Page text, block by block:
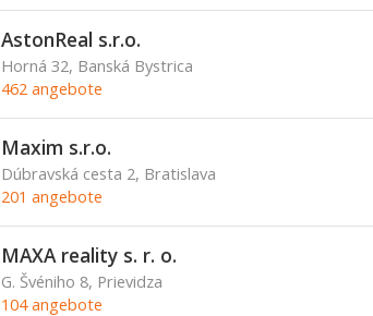
AstonReal s.r.o.
Horná 32, Banská Bystrica
462 angebote
Maxim s.r.o.
Dúbravská cesta 2, Bratislava
201 angebote
MAXA reality s. r. o.
G. Švéniho 8, Prievidza
104 angebote